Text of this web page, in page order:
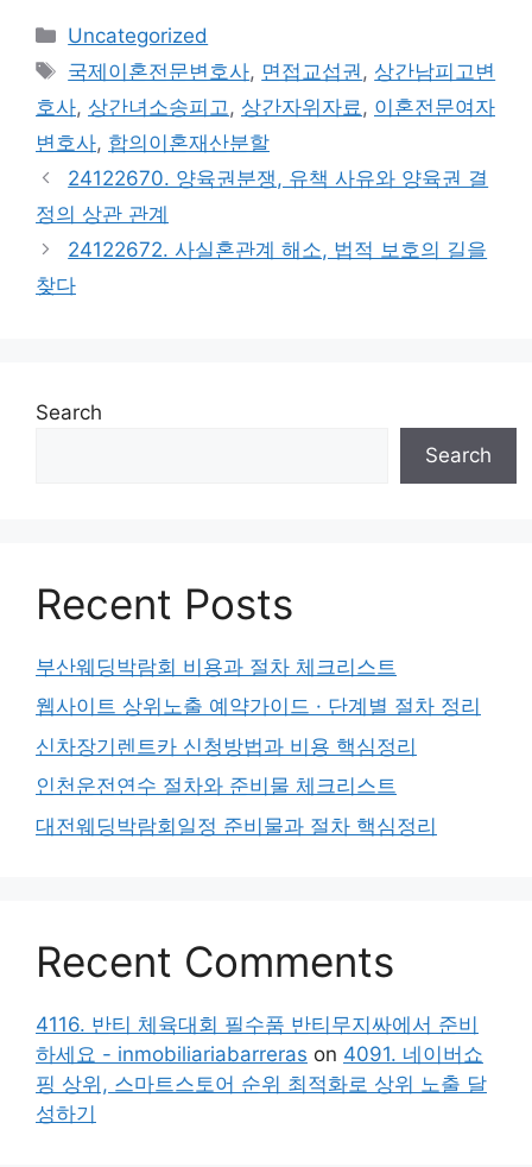
Categories
Uncategorized
Tags
국제이혼전문변호사, 면접교섭권 , 상간남피고변
호사, 상간녀소송피고 , 상간자위자료 , 이혼전문여자
변호사, 합의이혼재산분할
24122670. 양육권분쟁, 유책 사유와 양육권 결
정의 상관 관계
24122672. 사실혼관계 해소, 법적 보호의 길을
찾다
Search
Search
Recent Posts
부산웨딩박람회 비용과 절차 체크리스트
웹사이트 상위노출 예약가이드 · 단계별 절차 정리
신차장기렌트카 신청방법과 비용 핵심정리
인천운전연수 절차와 준비물 체크리스트
대전웨딩박람회일정 준비물과 절차 핵심정리
Recent Comments
4116. 반티 체육대회 필수품 반티무지싸에서 준비
하세요 - inmobiliariabarreras on 4091. 네이버쇼
핑 상위, 스마트스토어 순위 최적화로 상위 노출 달
성하기